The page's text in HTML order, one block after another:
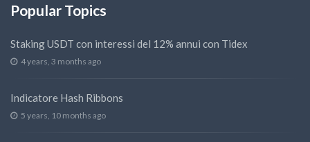
Popular Topics
Staking USDT con interessi del 12% annui con Tidex
4 years, 3 months ago
Indicatore Hash Ribbons
5 years, 10 months ago